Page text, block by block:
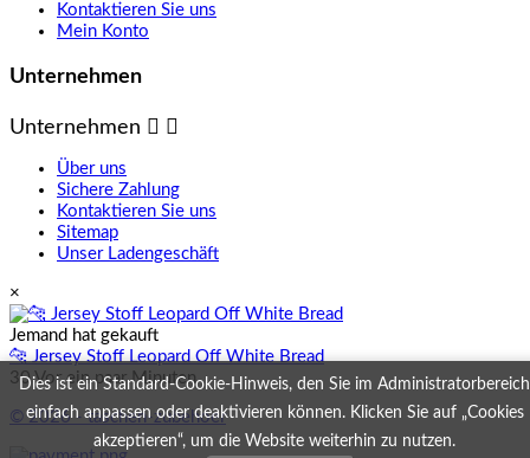
Kontaktieren Sie uns
Mein Konto
Unternehmen
Unternehmen  
Über uns
Sichere Zahlung
Kontaktieren Sie uns
Sitemap
Unser Ladengeschäft
×
Jemand hat gekauft
🐆 Jersey Stoff Leopard Off White Bread
30 Vor ein paar Minuten
Dies ist ein Standard-Cookie-Hinweis, den Sie im Administratorbereich
einfach anpassen oder deaktivieren können. Klicken Sie auf „Cookies
akzeptieren“, um die Website weiterhin zu nutzen.
© 2026 - taschen-zubehoer